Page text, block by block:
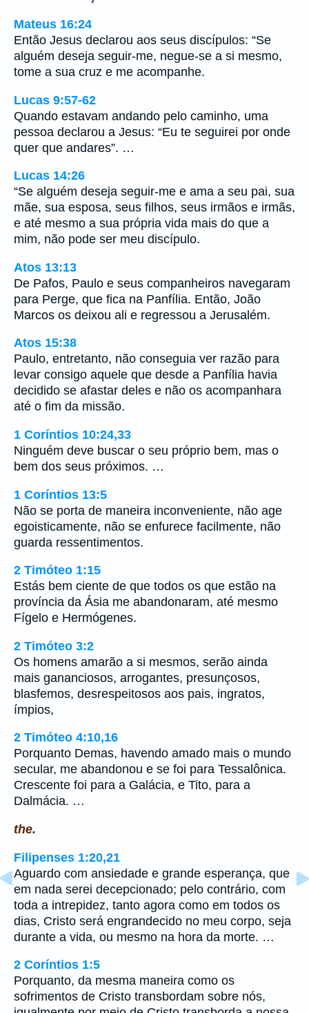
Mateus 16:24
Então Jesus declarou aos seus discípulos: “Se
alguém deseja seguir-me, negue-se a si mesmo,
tome a sua cruz e me acompanhe.
Lucas 9:57-62
Quando estavam andando pelo caminho, uma
pessoa declarou a Jesus: “Eu te seguirei por onde
quer que andares”. …
Lucas 14:26
“Se alguém deseja seguir-me e ama a seu pai, sua
mãe, sua esposa, seus filhos, seus irmãos e irmãs,
e até mesmo a sua própria vida mais do que a
mim, não pode ser meu discípulo.
Atos 13:13
De Pafos, Paulo e seus companheiros navegaram
para Perge, que fica na Panfília. Então, João
Marcos os deixou ali e regressou a Jerusalém.
Atos 15:38
Paulo, entretanto, não conseguia ver razão para
levar consigo aquele que desde a Panfília havia
decidido se afastar deles e não os acompanhara
até o fim da missão.
1 Coríntios 10:24,33
Ninguém deve buscar o seu próprio bem, mas o
bem dos seus próximos. …
1 Coríntios 13:5
Não se porta de maneira inconveniente, não age
egoisticamente, não se enfurece facilmente, não
guarda ressentimentos.
2 Timóteo 1:15
Estás bem ciente de que todos os que estão na
província da Ásia me abandonaram, até mesmo
Fígelo e Hermógenes.
2 Timóteo 3:2
Os homens amarão a si mesmos, serão ainda
mais gananciosos, arrogantes, presunçosos,
blasfemos, desrespeitosos aos pais, ingratos,
ímpios,
2 Timóteo 4:10,16
Porquanto Demas, havendo amado mais o mundo
secular, me abandonou e se foi para Tessalônica.
Crescente foi para a Galácia, e Tito, para a
Dalmácia. …
the.
Filipenses 1:20,21
Aguardo com ansiedade e grande esperança, que
em nada serei decepcionado; pelo contrário, com
toda a intrepidez, tanto agora como em todos os
dias, Cristo será engrandecido no meu corpo, seja
durante a vida, ou mesmo na hora da morte. …
2 Coríntios 1:5
Porquanto, da mesma maneira como os
sofrimentos de Cristo transbordam sobre nós,